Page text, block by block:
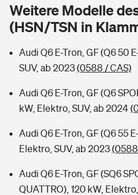
Wer versichert was: Jetzt
Sie haben Fragen?
Musikinstrumentenversicherung
Zur Übersicht
Typklassen: So ist Ihr Auto
Sie haben Fragen?
Weitere Modelle
(HSN/TSN in
Audi Q6 E-Tron, GF (Q6 50
SUV, ab 2023(0588 / CAS)
Audi Q6 E-Tron, GF (Q6
kW, Elektro, SUV, ab 2024
Audi Q6 E-Tron, GF (Q6 55
Elektro, SUV, ab 2023
Audi Q6 E-Tron, GF (SQ6
QUATTRO), 120 kW,